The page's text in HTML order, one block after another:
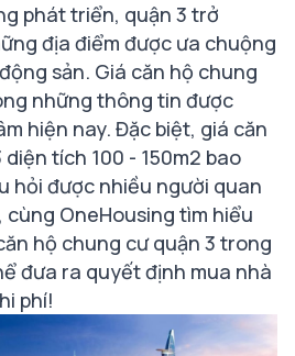
phát triển, quận 3 trở
địa điểm được ưa chuộng
sản. Giá căn hộ chung
những thông tin được
hiện nay. Đặc biệt, giá căn
tích 100 - 150m2 bao
hỏi được nhiều người quan
cùng OneHousing tìm hiểu
hộ chung cư quận 3 trong
đưa ra quyết định mua nhà
phí!